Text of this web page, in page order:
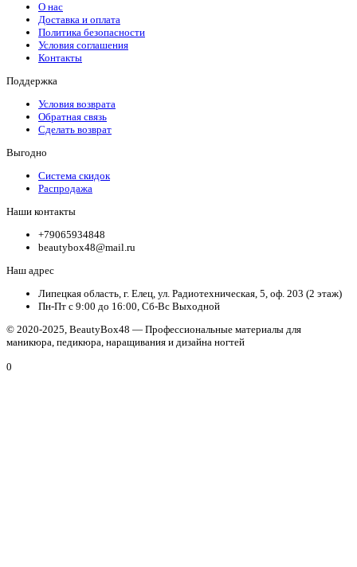
О нас
Доставка и оплата
Политика безопасности
Условия соглашения
Контакты
Поддержка
Условия возврата
Обратная связь
Сделать возврат
Выгодно
Система скидок
Распродажа
Наши контакты
+79065934848
beautybox48@mail.ru
Наш адрес
Липецкая область, г. Елец, ул. Радиотехническая, 5, оф. 203 (2 этаж)
Пн-Пт с 9:00 до 16:00, Сб-Вс Выходной
© 2020-2025, BeautyBox48 — Профессиональные материалы для
маникюра, педикюра, наращивания и дизайна ногтей
0